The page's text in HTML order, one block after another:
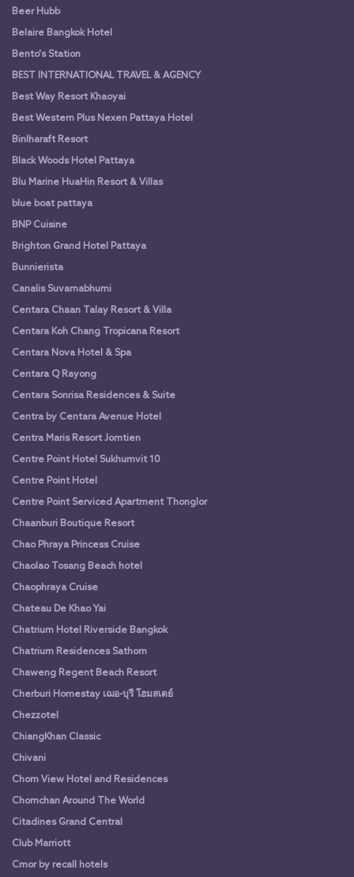
Beer Hubb
Belaire Bangkok Hotel
Bento's Station
BEST INTERNATIONAL TRAVEL & AGENCY
Best Way Resort Khaoyai
Best Western Plus Nexen Pattaya Hotel
Binlharaft Resort
Black Woods Hotel Pattaya
Blu Marine HuaHin Resort & Villas
blue boat pattaya
BNP Cuisine
Brighton Grand Hotel Pattaya
Bunnierista
Canalis Suvarnabhumi
Centara Chaan Talay Resort & Villa
Centara Koh Chang Tropicana Resort
Centara Nova Hotel & Spa
Centara Q Rayong
Centara Sonrisa Residences & Suite
Centra by Centara Avenue Hotel
Centra Maris Resort Jomtien
Centre Point Hotel Sukhumvit 10
Centre Point Hotel
Centre Point Serviced Apartment Thonglor
Chaanburi Boutique Resort
Chao Phraya Princess Cruise
Chaolao Tosang Beach hotel
Chaophraya Cruise
Chateau De Khao Yai
Chatrium Hotel Riverside Bangkok
Chatrium Residences Sathorn
Chaweng Regent Beach Resort
Cherburi Homestay เฌอ-บุรี โฮมสเตย์
Chezzotel
ChiangKhan Classic
Chivani
Chom View Hotel and Residences
Chomchan Around The World
Citadines Grand Central
Club Marriott
Cmor by recall hotels